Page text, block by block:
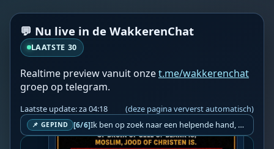
💬 Nu live in de WakkerenChat
LAATSTE 30
Realtime preview vanuit onzet.me/wakkerenchat
groep op telegram.
Laatste update: za 04:18 (deze pagina ververst automatisch)
📌 GEPIND [6/6] Ik ben op zoek naar een helpende hand, een menselijk oog, een admin die helpt met controleren of de chat wel correct word gemodereerd word door NoMoSpam. 98% gaat automatisch goed, toch ik dit nooit helemaal loslaten en moet er altijd een mens mee blijven opletten bij elke beslissing die gemaakt word. Waar bestaan de werkzaamheden uit? Mee kijken in admin log kanaal naar alle drugs/porno/scams die voorbij komen en in het geval van een randgevalletje, ingrijpen en b.v. een verwijderd maar wel toegestaan bericht terug plaatsen met een druk op de knop. tsja zo banaal en simpel is het gesteld.. Word je hier blij van? Nee. Strookt het je ego? Nee. Word je er beter van? Nee. Kost het veel tijd? Totaal niet, consistentie en regelmaat is belangrijker dan 'er even voor kunnen gaan zitten'.. het werk is in een paar seconden gepiept.. je checkt puur of AI de juiste beslissing heeft gemaakt.. …